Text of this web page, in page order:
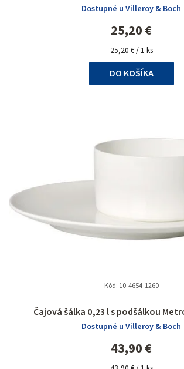
Dostupné u Villeroy & Boch
25,20 €
Jednotková
cena:
25,20 € / 1 ks
DO KOŠÍKA
Čajová šálka 0,23 l s podšálkou
Dostupné u Villeroy & Boch
43,90 €
Kód: 10-4654-1260